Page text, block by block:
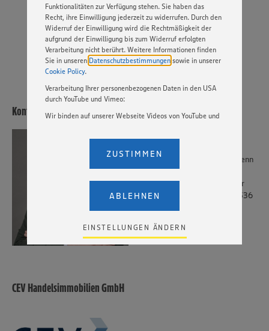
Funktionalitäten zur Verfügung stehen. Sie haben das
Recht, ihre Einwilligung jederzeit zu widerrufen. Durch den
Widerruf der Einwilligung wird die Rechtmäßigkeit der
aufgrund der Einwilligung bis zum Widerruf erfolgten
Verarbeitung nicht berührt. Weitere Informationen finden
Sie in unseren Datenschutzbestimmungen sowie in unserer
Cookie Policy.
Verarbeitung Ihrer personenbezogenen Daten in den USA
durch YouTube und Vimeo:
Wir binden auf unserer Webseite Videos von YouTube und
Einstellungen bezüglich YouTube und Vimeo zu ändern,
ein, dass Ihre Daten (IP-Adresse, Zeitstempel, ggf.
Nutzerverhalten auf unserer Webseite) an die Anbieter der
Dienste YouTube und Vimeo in den USA übermittelt und
dort verarbeitet werden. Der EuGH sieht die USA als Land
angemessenen Datenschutzniveau an. Es besteht das
Risiko eines Zugriffs durch US-amerikanische Behörden.
Zudem wissen wir nicht genau, wie die Anbieter der
genannten Dienste Ihre Daten verarbeiten. Weitere
EINSTELLUNGEN ÄNDERN
ABLEHNEN
ZUSTIMMEN
JETZT BEWERBEN
PER WHATSAPP
Kontakt
Melde Dich gerne bei mir, wenn
Du Fragen zum
Bewerbungsprozess oder zur
Stelle hast: +49 40 6377 2536
CEV Handelsimmobilien GmbH